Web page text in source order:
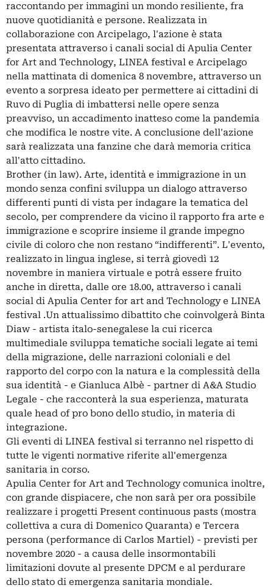
raccontando per immagini un mondo resiliente, fra
nuove quotidianità e persone. Realizzata in
collaborazione con Arcipelago, l'azione è stata
presentata attraverso i canali social di Apulia Center
for Art and Technology, LINEA festival e Arcipelago
nella mattinata di domenica 8 novembre, attraverso un
evento a sorpresa ideato per permettere ai cittadini di
Ruvo di Puglia di imbattersi nelle opere senza
preavviso, un accadimento inatteso come la pandemia
che modifica le nostre vite. A conclusione dell'azione
sarà realizzata una fanzine che darà memoria critica
all'atto cittadino.
Brother (in law). Arte, identità e immigrazione in un
mondo senza confini sviluppa un dialogo attraverso
differenti punti di vista per indagare la tematica del
secolo, per comprendere da vicino il rapporto fra arte e
immigrazione e scoprire insieme il grande impegno
civile di coloro che non restano “indifferenti”. L'evento,
realizzato in lingua inglese, si terrà giovedì 12
novembre in maniera virtuale e potrà essere fruito
anche in diretta, dalle ore 18.00, attraverso i canali
social di Apulia Center for art and Technology e LINEA
festival .Un attualissimo dibattito che coinvolgerà Binta
Diaw - artista italo-senegalese la cui ricerca
multimediale sviluppa tematiche sociali legate ai temi
della migrazione, delle narrazioni coloniali e del
rapporto del corpo con la natura e la complessità della
sua identità - e Gianluca Albè - partner di A&A Studio
Legale - che racconterà la sua esperienza, maturata
quale head of pro bono dello studio, in materia di
integrazione.
Gli eventi di LINEA festival si terranno nel rispetto di
tutte le vigenti normative riferite all'emergenza
sanitaria in corso.
Apulia Center for Art and Technology comunica inoltre,
con grande dispiacere, che non sarà per ora possibile
realizzare i progetti Present continuous pasts (mostra
collettiva a cura di Domenico Quaranta) e Tercera
persona (performance di Carlos Martiel) - previsti per
novembre 2020 - a causa delle insormontabili
limitazioni dovute al presente DPCM e al perdurare
dello stato di emergenza sanitaria mondiale.